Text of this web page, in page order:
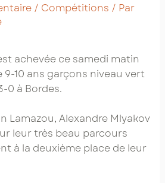
/ Compétitions / Par
achevée ce samedi matin
10 ans garçons niveau vert
0 à Bordes.
Lamazou, Alexandre Mlyakov
leur très beau parcours
à la deuxième place de leur